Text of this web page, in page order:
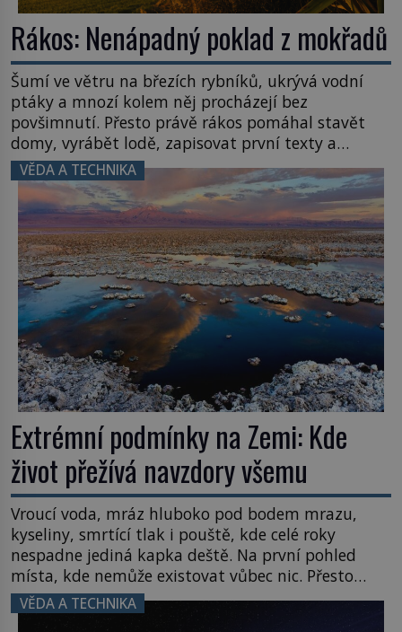
Rákos: Nenápadný poklad z mokřadů
Šumí ve větru na březích rybníků, ukrývá vodní
ptáky a mnozí kolem něj procházejí bez
povšimnutí. Přesto právě rákos pomáhal stavět
domy, vyrábět lodě, zapisovat první texty a
inspiroval řadu pověstí. Tato skromná, ale
užitečná rostlina provází člověka už tisíce let.
Většina lidí vnímá rákos jen jako obyčejnou kulisu
letního koupání. Stačí se však podívat […]
VĚDA A TECHNIKA
Extrémní podmínky na Zemi: Kde
život přežívá navzdory všemu
Vroucí voda, mráz hluboko pod bodem mrazu,
kyseliny, smrtící tlak i pouště, kde celé roky
nespadne jediná kapka deště. Na první pohled
místa, kde nemůže existovat vůbec nic. Přesto
právě tady vědci objevují organismy, které
posouvají hranice života. Každý nový nález mění
VĚDA A TECHNIKA